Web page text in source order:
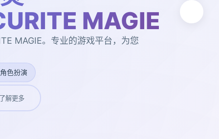
MAGIE
MAGIE。专业的游戏平台，为您
色扮演
解更多